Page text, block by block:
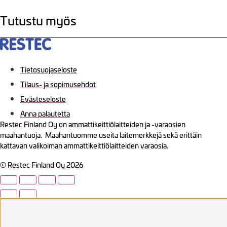
Tutustu myös
Tietosuojaseloste
Tilaus- ja sopimusehdot
Evästeseloste
Anna palautetta
Restec Finland Oy on ammattikeittiölaitteiden ja -varaosien
maahantuoja. Maahantuomme useita laitemerkkejä sekä erittäin
kattavan valikoiman ammattikeittiölaitteiden varaosia.
© Restec Finland Oy 2026